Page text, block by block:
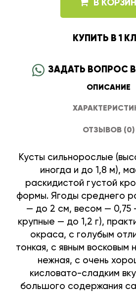
КУПИТЬ В 1
ЗАДАТЬ ВОПРОС В
ОПИСАНИЕ
ОТЗЫВОВ (0)
Кусты сильнорослые
иногда и до 1,8 м),
раскидистой густой
формы. Ягоды среднего
— до 2 см, весом — 0,75
крупные — до 1,2 г),
окраса, с голубым
тонкая, с явным восковым
нежная, с очень
кисловато-сладким
большого содержания